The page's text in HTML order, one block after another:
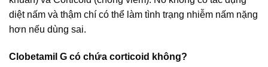
diệt nấm và thậm chí có thể làm tình trạng nhiễm nấm nặng
hơn nếu dùng sai.
Clobetamil G có chứa corticoid không?